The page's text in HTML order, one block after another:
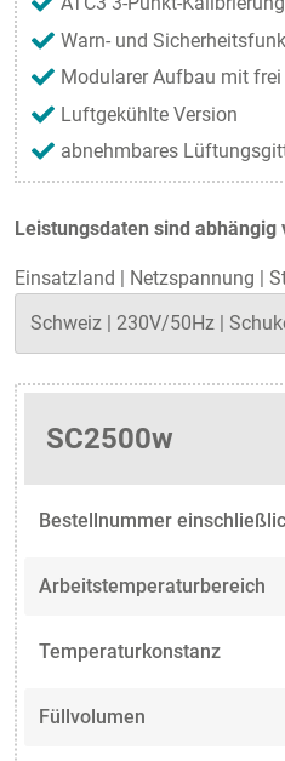
Leistungsdaten sind
Einsatzland | Netzspannung |
SC2500w
Bestellnummer
Arbeitstemperaturbereich
Temperaturkonstanz
Füllvolumen
Warn- und
Modularer Aufbau mit
Luftgekühlte Version
abnehmbares